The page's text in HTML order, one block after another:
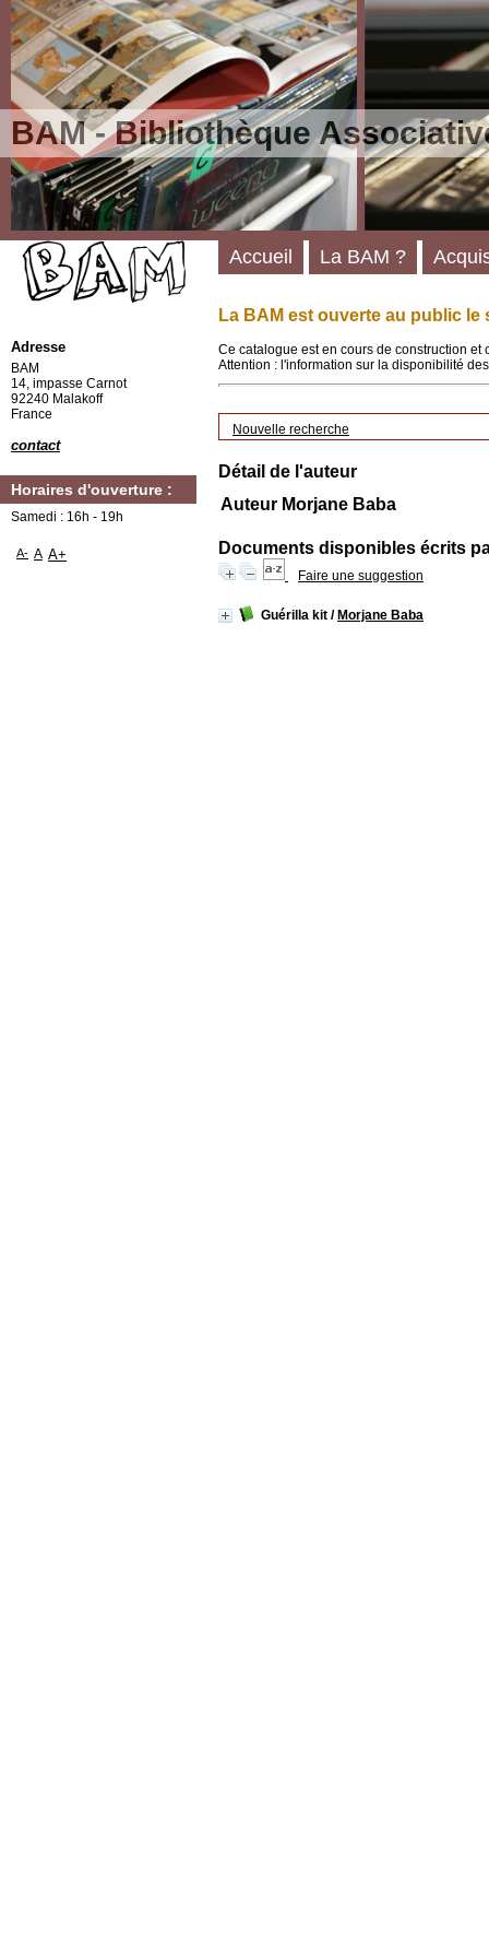
BAM - Bibliothèque
La BAM est ouverte au public le
Ce catalogue est en cours de construction
Attention : l'information sur la disponibilité
Nouvelle recherche
Détail de l'auteur
Auteur Morjane Baba
Documents disponibles écrits
Faire une suggestion
Guérilla kit / Morjane Baba
Accueil La BAM ?
Adresse
BAM
14, impasse Carnot
92240 Malakoff
France
contact
Horaires d'ouverture :
Samedi : 16h - 19h
A- A A+